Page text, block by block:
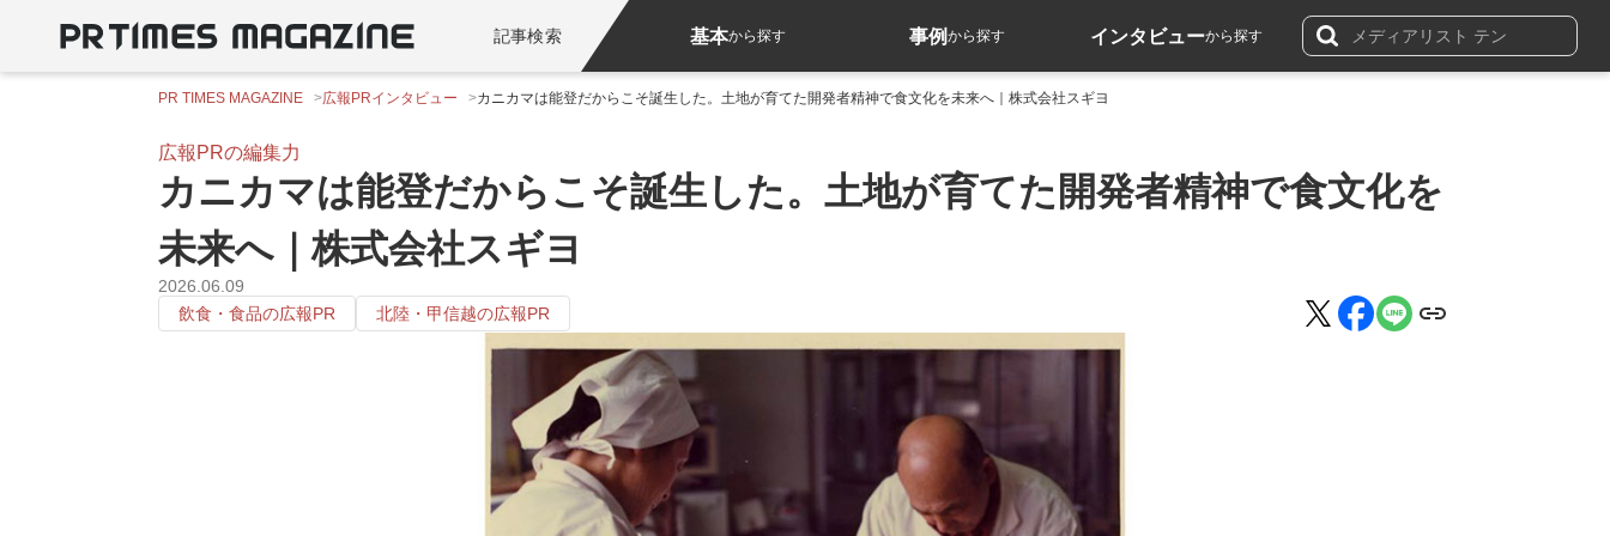
記事検索 基本から探す 事例から探す インタビューから探す
PR TIMES MAGAZINE 広報PRインタビュー カニカマは能登だからこそ誕生した。土地が育てた開発者精神で食文化を未来へ｜株式会社スギヨ
広報PRの編集力
カニカマは能登だからこそ誕生した。土地が育てた開発者精神で食文化を
未来へ｜株式会社スギヨ
2026.06.09
飲食・食品の広報PR
北陸・甲信越の広報PR